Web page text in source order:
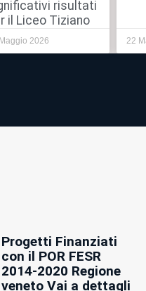
risultati
il Liceo Tiziano
2026 22
Progetti Finanziati
con il POR FESR
2014-2020 Regione
veneto Vai a dettagli